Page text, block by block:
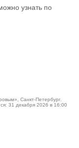
узнать по
Санкт-Петербург.
31 декабря 2026 в 16:00